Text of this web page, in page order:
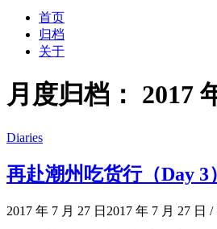
首页
归档
关于
月度归档： 2017
Diaries
再赴潮州吃货行（Day 3）
2017 年 7 月 27 日 2017 年 7 月 27 日 /